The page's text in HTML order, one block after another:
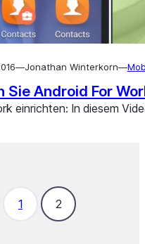
—Jonathan Winterkorn—
Sie Android For
einrichten: In diesem
1 2